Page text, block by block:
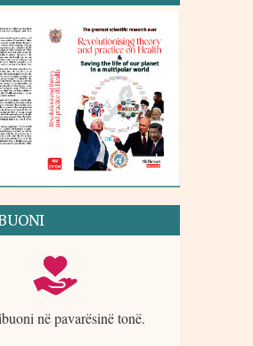
në pavarësinë tonë.